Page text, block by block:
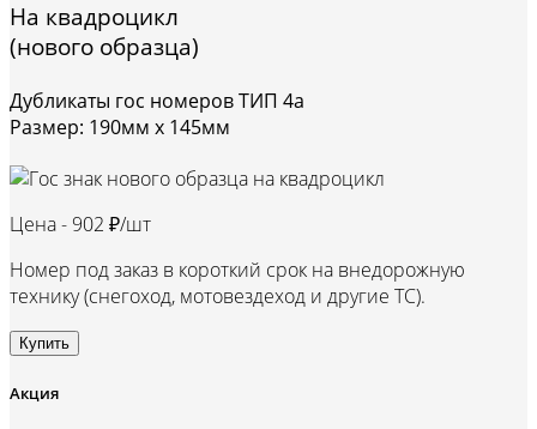
На квадроцикл
(нового образца)
Дубликаты гос номеров ТИП 4а
Размер: 190мм х 145мм
Цена - 902 ₽/шт
Номер под заказ в короткий срок на внедорожную
технику (снегоход, мотовездеход и другие ТС).
Купить
Акция